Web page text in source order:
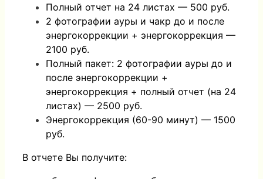
Полный отчет на 24 листах — 500 руб.
2 фотографии ауры и чакр до и после
энергокоррекции + энергокоррекция —
2100 руб.
Полный пакет: 2 фотографии ауры до и
после энергокоррекции +
энергокоррекция + полный отчет (на 24
листах) — 2500 руб.
Энергокоррекция (60-90 минут) — 1500
руб.
В отчете Вы получите: